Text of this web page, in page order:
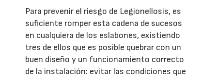
Para prevenir el riesgo de Legionellosis, es
suficiente romper esta cadena de sucesos
en cualquiera de los eslabones, existiendo
tres de ellos que es posible quebrar con un
buen diseño y un funcionamiento correcto
de la instalación: evitar las condiciones que